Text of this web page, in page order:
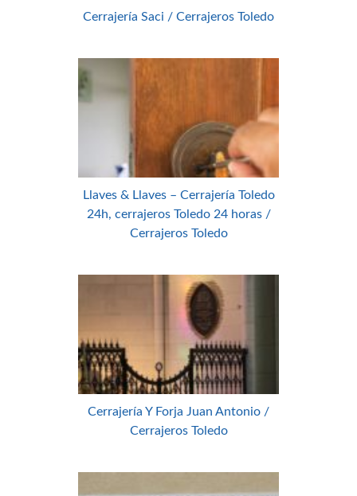
Cerrajería Saci / Cerrajeros Toledo
Llaves & Llaves – Cerrajería Toledo
24h, cerrajeros Toledo 24 horas /
Cerrajeros Toledo
Cerrajería Y Forja Juan Antonio /
Cerrajeros Toledo